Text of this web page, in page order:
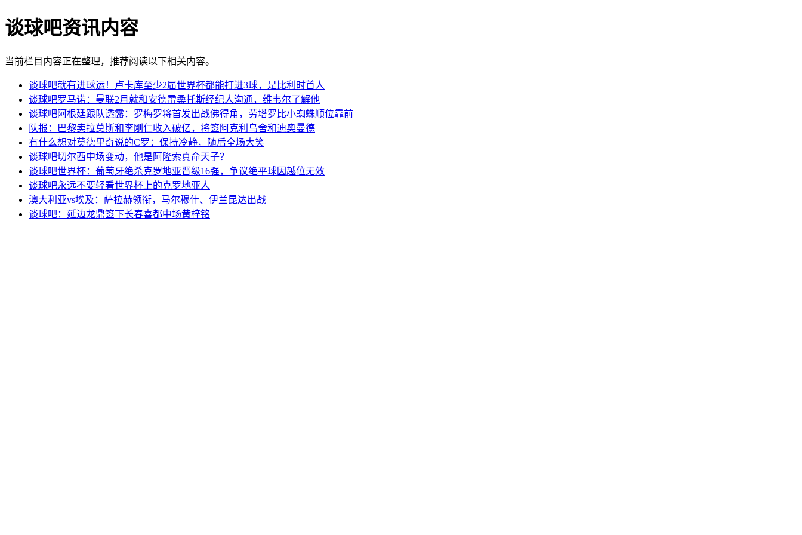
谈球吧资讯内容
当前栏目内容正在整理，推荐阅读以下相关内容。
谈球吧就有进球运！卢卡库至少2届世界杯都能打进3球，是比利时首人
谈球吧罗马诺：曼联2月就和安德雷桑托斯经纪人沟通，维韦尔了解他
谈球吧阿根廷跟队透露：罗梅罗将首发出战佛得角，劳塔罗比小蜘蛛顺位靠前
队报：巴黎卖拉莫斯和李刚仁收入破亿，将签阿克利乌舍和迪奥曼德
有什么想对莫德里奇说的C罗：保持冷静，随后全场大笑
谈球吧切尔西中场变动，他是阿隆索真命天子？
谈球吧世界杯：葡萄牙绝杀克罗地亚晋级16强，争议绝平球因越位无效
谈球吧永远不要轻看世界杯上的克罗地亚人
澳大利亚vs埃及：萨拉赫领衔，马尔穆什、伊兰昆达出战
谈球吧：延边龙鼎签下长春喜都中场黄梓铭